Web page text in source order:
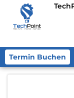
Termin Buchen